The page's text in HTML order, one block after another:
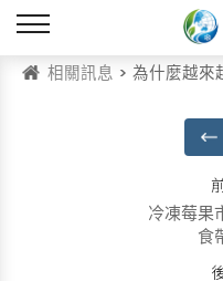
相關訊息 > 為什麼越來
冷凍莓果
食